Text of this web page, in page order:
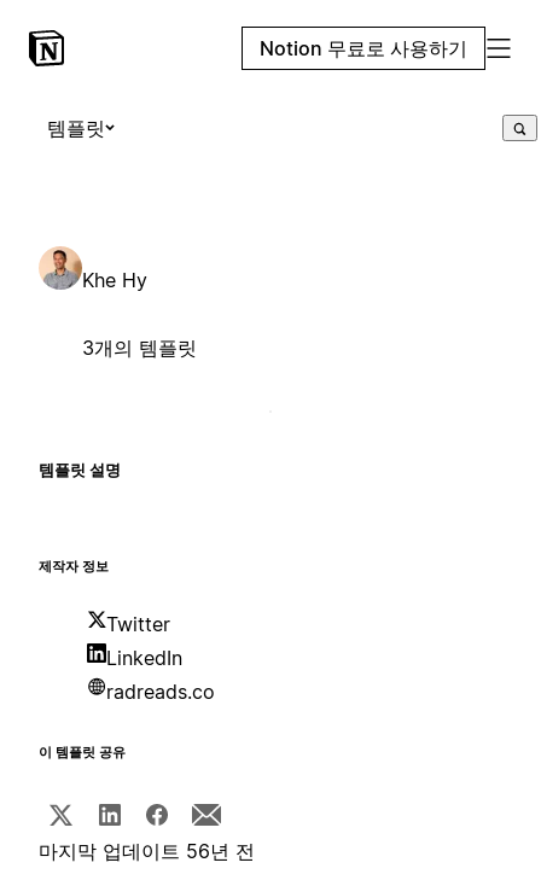
Notion 무료로 사용하기
템플릿
Khe Hy
3개의 템플릿
템플릿 설명
제작자 정보
Twitter
LinkedIn
radreads.co
이 템플릿 공유
마지막 업데이트 56년 전